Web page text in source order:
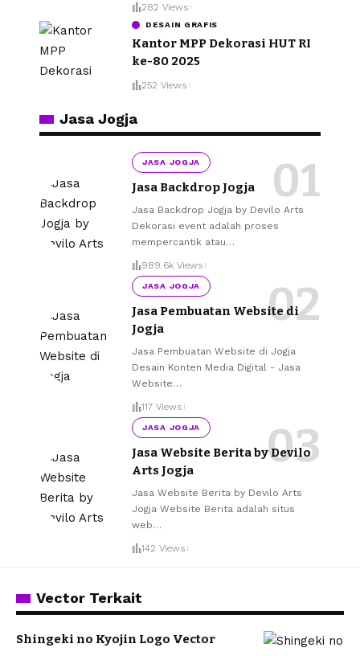
282 Views
DESAIN GRAFIS
Kantor MPP Dekorasi HUT RI
ke-80 2025
252 Views
Jasa Jogja
JASA JOGJA
Jasa Backdrop Jogja
Jasa Backdrop Jogja by Devilo Arts
Dekorasi event adalah proses
mempercantik atau…
989.6k Views
JASA JOGJA
Jasa Pembuatan Website di
Jogja
Jasa Pembuatan Website di Jogja
Desain Konten Media Digital - Jasa
Website…
117 Views
JASA JOGJA
Jasa Website Berita by Devilo
Arts Jogja
Jasa Website Berita by Devilo Arts
Jogja Website Berita adalah situs
web…
142 Views
Vector Terkait
Shingeki no Kyojin Logo Vector